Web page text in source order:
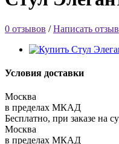
0 отзывов /Написать отзыв
Условия доставки
Москва
в пределах МКАД
Бесплатно, при заказе на
Москва
в пределах МКАД